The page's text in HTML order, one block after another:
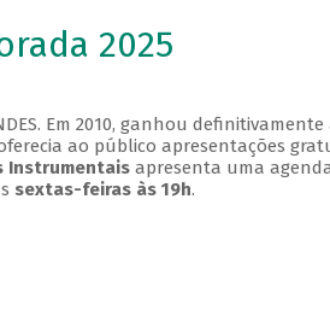
2025
Em 2010, ganhou definitivamente
ao público apresentações
Instrumentaisapresenta uma
sextas-feiras às 19h.